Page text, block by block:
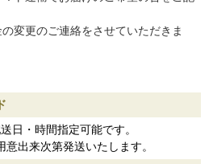
変更のご連絡をさせていただきま
日・時間指定可能です。
出来次第発送いたします。